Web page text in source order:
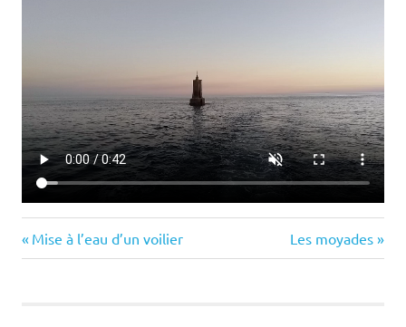
Navigation
Previous
Post:
Mise à l’eau d’un voilier
Next
Post:
Les moyades